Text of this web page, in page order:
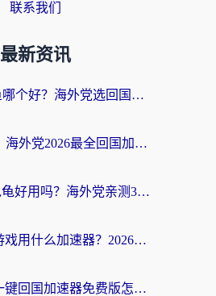
联系我们
最新资讯
ChickCN和章鱼哪个好？海外党选回国加速器的3个关键维度 + 实用避坑指南
中国VPN评测：海外党2026最全回国加速器选择指南，告别地区限制不踩坑
雷神手游和hi龟龟好用吗？海外党亲测3款回国加速器，教你选对国外到国内加速器
在法国玩国内游戏用什么加速器？2026实测解决延迟卡顿的实用指南
海外党别愁！一键回国加速器免费版怎么选？从踩坑到流畅访问的全攻略